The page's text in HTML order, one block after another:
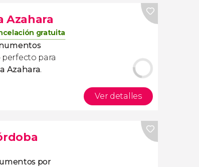
Azahara
gratuita
para
Azahara.
Ver detalles
por